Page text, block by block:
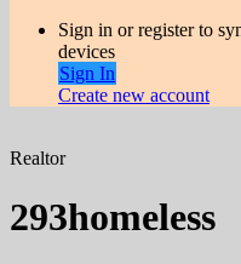
Sign in or register to
devices
Sign In
Create new account
Realtor
293homeless